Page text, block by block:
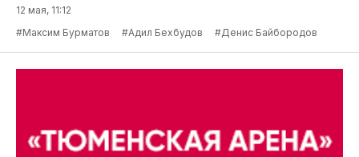
12 мая, 11:12
#Максим Бурматов
#Адил Бехбудов #Денис Байбородов